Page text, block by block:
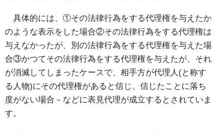
具体的には、①その法律行為をする代理権を与えたか
のような表示をした場合②その法律行為をする代理権は
与えなかったが、別の法律行為をする代理権を与えた場
合③かつてその法律行為をする代理権を与えたが、それ
が消滅してしまったケースで、相手方が代理人(と称す
る人物)にその代理権があると信じ、信じたことに落ち
度がない場合－などに表見代理が成立するとされていま
す。